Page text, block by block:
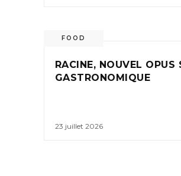
FOOD
RACINE, NOUVEL OPUS
GASTRONOMIQUE
23 juillet 2026